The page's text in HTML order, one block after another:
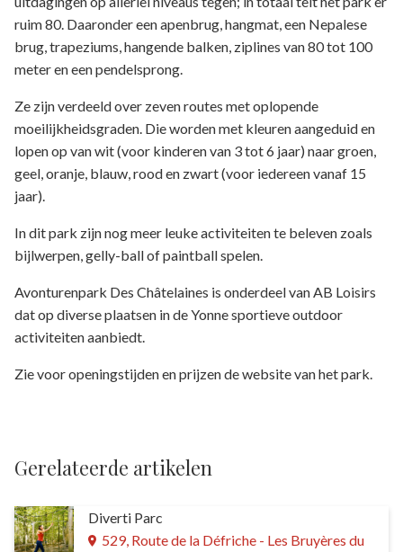
ruim 80. Daaronder een apenbrug, hangmat, een Nepalese
brug, trapeziums, hangende balken, ziplines van 80 tot 100
meter en een pendelsprong.
Ze zijn verdeeld over zeven routes met oplopende
moeilijkheidsgraden. Die worden met kleuren aangeduid en
lopen op van wit (voor kinderen van 3 tot 6 jaar) naar groen,
geel, oranje, blauw, rood en zwart (voor iedereen vanaf 15
jaar).
In dit park zijn nog meer leuke activiteiten te beleven zoals
bijlwerpen, gelly-ball of paintball spelen.
Avonturenpark Des Châtelaines is onderdeel van AB Loisirs
dat op diverse plaatsen in de Yonne sportieve outdoor
activiteiten aanbiedt.
Zie voor openingstijden en prijzen de website van het park.
Gerelateerde artikelen
Diverti Parc
529, Route de la Défriche - Les Bruyères du